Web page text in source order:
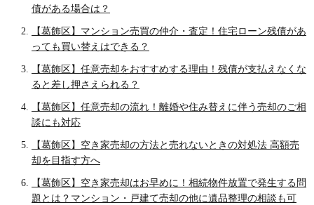
債がある場合は？
【葛飾区】マンション売買の仲介・査定！住宅ローン残債があ
っても買い替えはできる？
【葛飾区】任意売却をおすすめする理由！残債が支払えなくな
ると差し押さえられる？
【葛飾区】任意売却の流れ！離婚や住み替えに伴う売却のご相
談にも対応
【葛飾区】空き家売却の方法と売れないときの対処法 高額売
却を目指す方へ
【葛飾区】空き家売却はお早めに！相続物件放置で発生する問
題とは？マンション・戸建て売却の他に遺品整理の相談も可